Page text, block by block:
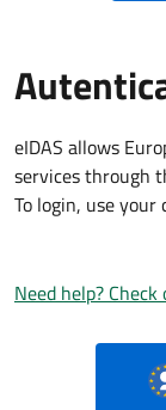
eIDAS allows
services through
To login, use
Need help? Check